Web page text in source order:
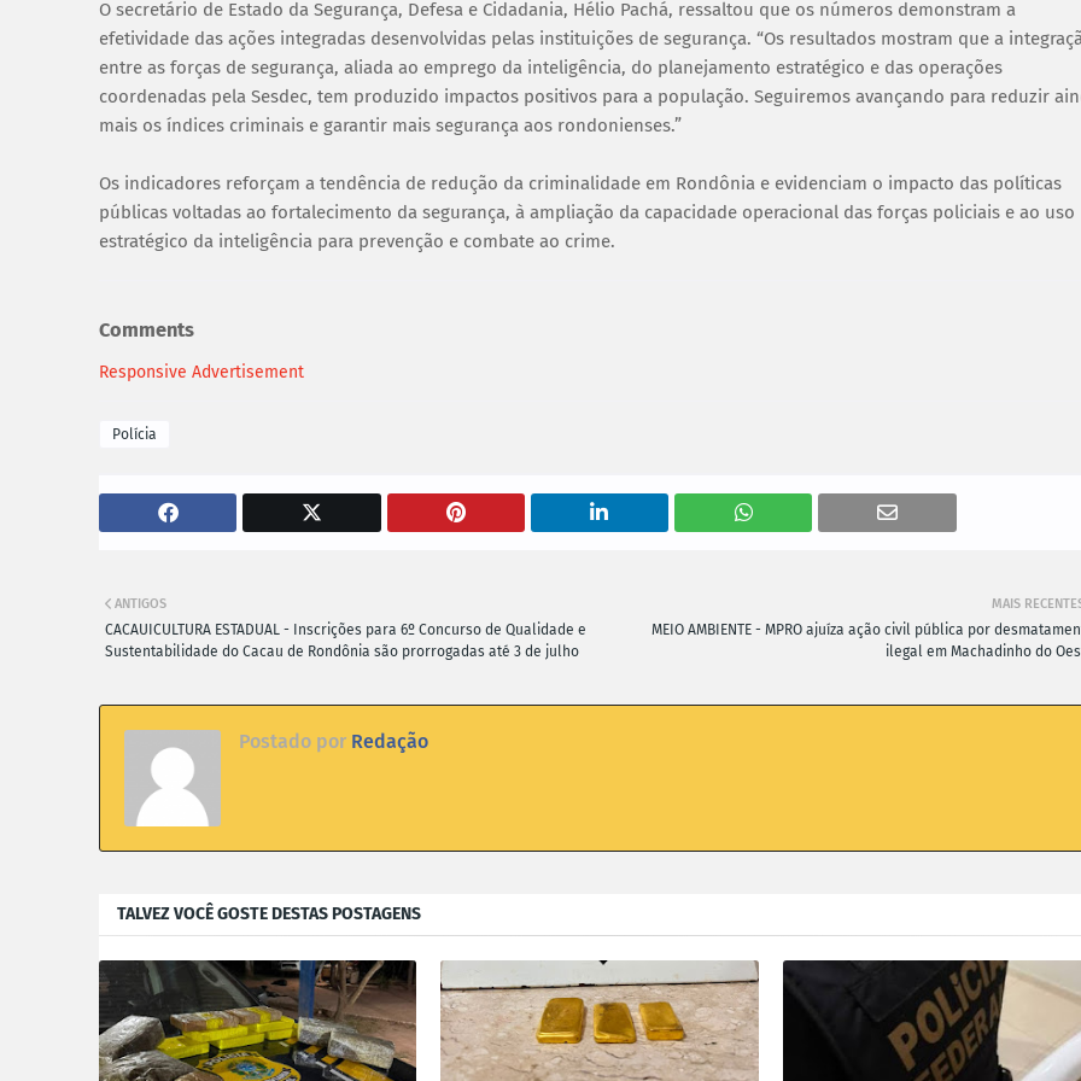
O secretário de Estado da Segurança, Defesa e Cidadania, Hélio Pachá, ressaltou que os números demonstram a
efetividade das ações integradas desenvolvidas pelas instituições de segurança. “Os resultados mostram que a
entre as forças de segurança, aliada ao emprego da inteligência, do planejamento estratégico e das operações
coordenadas pela Sesdec, tem produzido impactos positivos para a população. Seguiremos avançando para reduzir
mais os índices criminais e garantir mais segurança aos rondonienses.”
Os indicadores reforçam a tendência de redução da criminalidade em Rondônia e evidenciam o impacto das políticas
públicas voltadas ao fortalecimento da segurança, à ampliação da capacidade operacional das forças policiais e ao uso
estratégico da inteligência para prevenção e combate ao crime.
Comments
Responsive Advertisement
Polícia
MAIS
MEIO AMBIENTE - MPRO ajuíza ação civil pública por
ilegal em Machadinho do
ANTIGOS
CACAUICULTURA ESTADUAL - Inscrições para 6º Concurso de Qualidade e
Sustentabilidade do Cacau de Rondônia são prorrogadas até 3 de julho
Postado por Redação
TALVEZ VOCÊ GOSTE DESTAS POSTAGENS